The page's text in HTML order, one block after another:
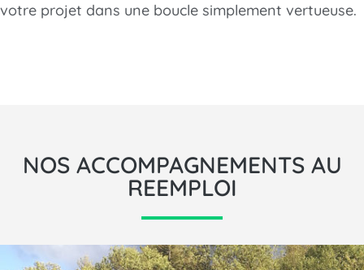
votre projet dans une boucle simplement vertueuse.
NOS ACCOMPAGNEMENTS AU
REEMPLOI